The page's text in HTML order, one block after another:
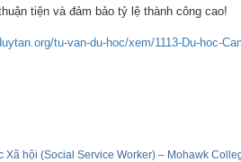
tiện và đảm bảo tỷ lệ thành công cao!
tu-van-du-hoc/xem/1113-Du-hoc-
Xã hội (Social Service Worker) – Mohawk